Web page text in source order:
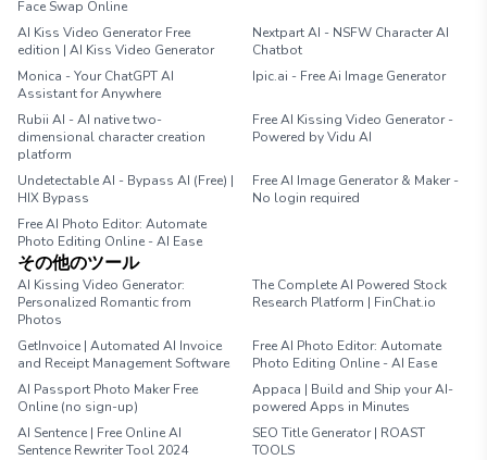
Face Swap Online
AI Kiss Video Generator Free
edition | AI Kiss Video Generator
Nextpart AI - NSFW Character AI
Chatbot
Monica - Your ChatGPT AI
Assistant for Anywhere
Ipic.ai - Free Ai Image Generator
Rubii AI - AI native two-
dimensional character creation
platform
Free AI Kissing Video Generator -
Powered by Vidu AI
Undetectable AI - Bypass AI (Free) |
HIX Bypass
Free AI Image Generator & Maker -
No login required
Free AI Photo Editor: Automate
Photo Editing Online - AI Ease
その他のツール
AI Kissing Video Generator:
Personalized Romantic from
Photos
The Complete AI Powered Stock
Research Platform | FinChat.io
GetInvoice | Automated AI Invoice
and Receipt Management Software
Free AI Photo Editor: Automate
Photo Editing Online - AI Ease
AI Passport Photo Maker Free
Online (no sign-up)
Appaca | Build and Ship your AI-
powered Apps in Minutes
AI Sentence | Free Online AI
Sentence Rewriter Tool 2024
SEO Title Generator | ROAST
TOOLS